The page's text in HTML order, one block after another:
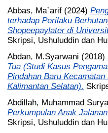
Abbas, Ma`arif(2024)
terhadap Perilaku
Shopeepaylater di
Skripsi, Ushuluddin dan
Abdan, M.Syarwani (2018)
Tua (Studi Kasus
Pindahan Baru
Kalimantan Selatan).
Abdillah, Muhammad Surya
Perkumpulan Anak
Skripsi, Ushuluddin dan